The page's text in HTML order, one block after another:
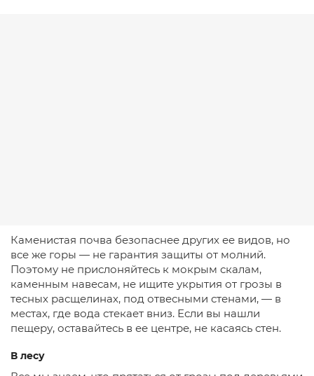
Каменистая почва безопаснее других ее видов, но
все же горы — не гарантия защиты от молний.
Поэтому не прислоняйтесь к мокрым скалам,
каменным навесам, не ищите укрытия от грозы в
тесных расщелинах, под отвесными стенами, — в
местах, где вода стекает вниз. Если вы нашли
пещеру, оставайтесь в ее центре, не касаясь стен.
В лесу